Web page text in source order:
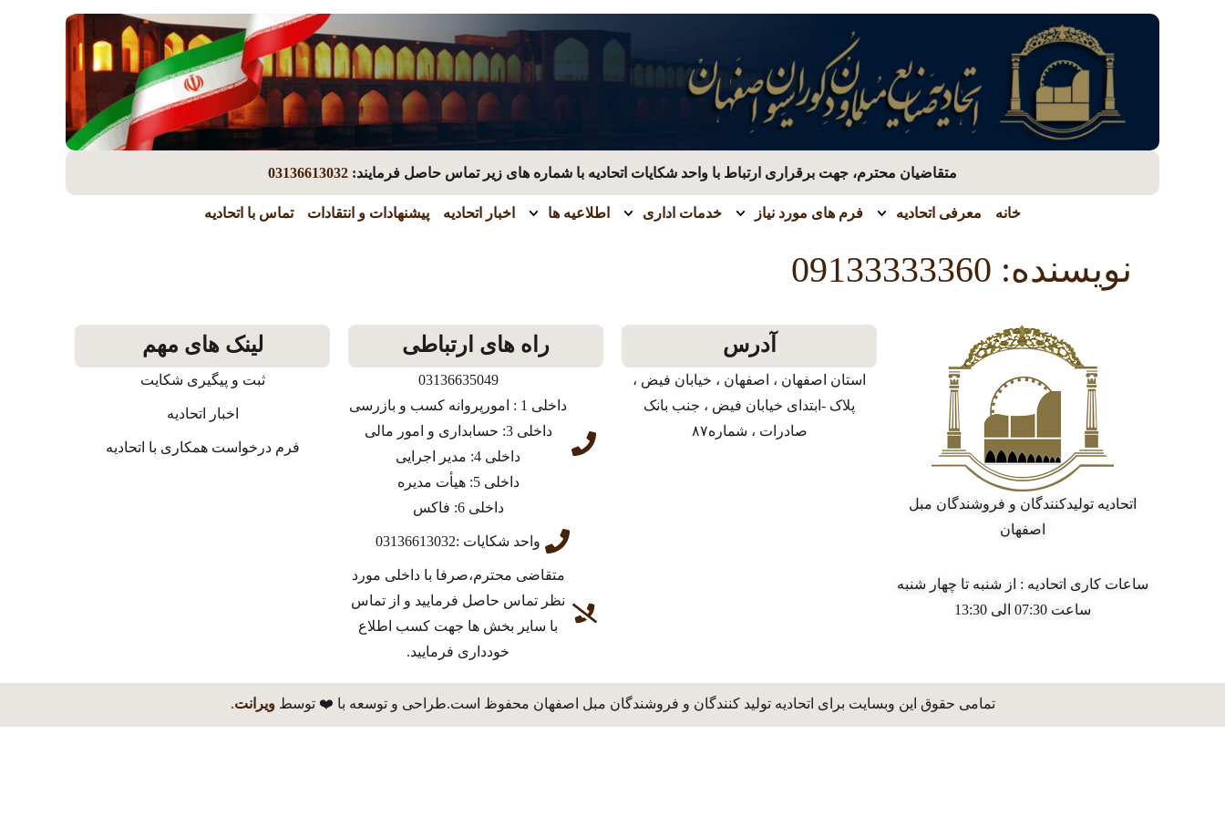
متقاضیان محترم، جهت برقراری ارتباط با واحد شکایات اتحادیه با شماره های زیر تماس حاصل فرمایند: 03136613032
خانه معرفی اتحادیه فرم های مورد نیاز خدمات اداری اطلاعیه ها اخبار اتحادیه پیشنهادات و انتقادات تماس با اتحادیه
نویسنده: 09133333360
اتحادیه تولیدکنندگان و فروشندگان مبل
اصفهان
ساعات کاری اتحادیه : از شنبه تا چهار شنبه
ساعت 07:30 الی 13:30
آدرس
استان اصفهان ، اصفهان ، خیابان فیض ،
پلاک -ابتدای خیابان فیض ، جنب بانک
صادرات ، شماره۸۷
راه های ارتباطی
03136635049
داخلی 1 : امورپروانه کسب و بازرسی
داخلی 3: حسابداری و امور مالی
داخلی 4: مدیر اجرایی
داخلی 5: هیأت مدیره
داخلی 6: فاکس
واحد شکایات :03136613032
متقاضی محترم،صرفا با داخلی مورد
نظر تماس حاصل فرمایید و از تماس
با سایر بخش ها جهت کسب اطلاع
خودداری فرمایید.
لینک های مهم
ثبت و پیگیری شکایت
اخبار اتحادیه
فرم درخواست همکاری با اتحادیه
تمامی حقوق این وبسایت برای اتحادیه تولید کنندگان و فروشندگان مبل اصفهان محفوظ است.طراحی و توسعه با ❤️ توسطویرانت.